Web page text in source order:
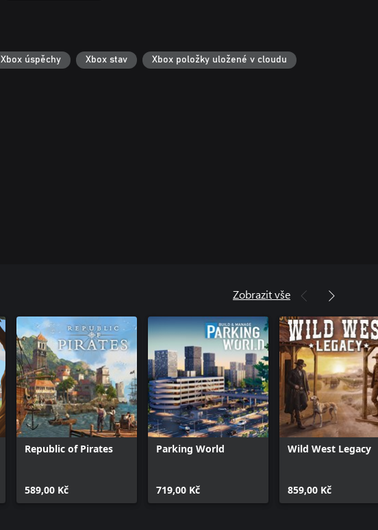
Xbox úspěchy Xbox stav Xbox položky uložené v cloudu
Zobrazit vše
Republic of Pirates
589,00 Kč
Parking World
719,00 Kč
Wild West Legacy
859,00 Kč